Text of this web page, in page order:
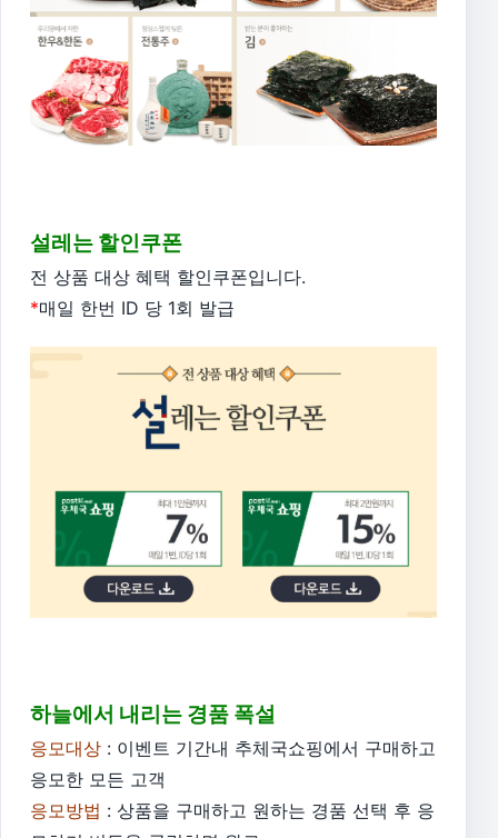
설레는 할인쿠폰
전 상품 대상 혜택 할인쿠폰입니다.
*매일 한번 ID 당 1회 발급
하늘에서 내리는 경품 폭설
응모대상 : 이벤트 기간내 추체국쇼핑에서 구매하고
응모한 모든 고객
응모방법 : 상품을 구매하고 원하는 경품 선택 후 응